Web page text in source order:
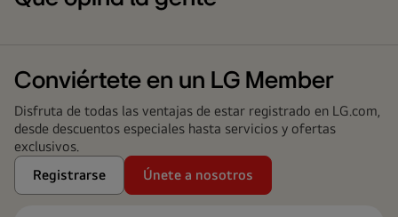
Conviértete en un LG Member
Disfruta de todas las ventajas de estar registrado en LG.com,
desde descuentos especiales hasta servicios y ofertas
exclusivos.
Registrarse
Únete a nosotros